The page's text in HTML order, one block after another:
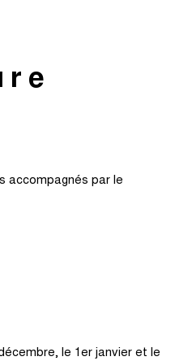
accompagnés par le
le 1er janvier et le